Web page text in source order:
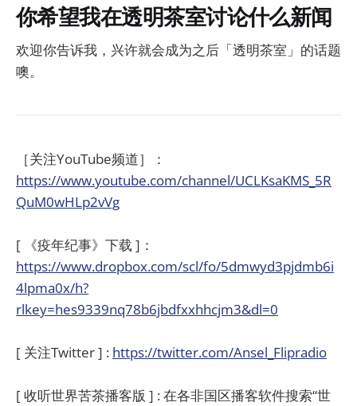
你希望我在透明茶室讨论什么新闻
欢迎你告诉我，兴许就会成为之后「透明茶室」的话题
噢。
［关注YouTube频道］：
https://www.youtube.com/channel/UCLKsaKMS_5R
QuM0wHLp2vVg
[ 《疫年纪事》下载 ]：
https://www.dropbox.com/scl/fo/5dmwyd3pjdmb6i
4lpma0x/h?
rlkey=hes9339nq78b6jbdfxxhhcjm3&dl=0
[ 关注Twitter ] : https://twitter.com/Ansel_Flipradio
[ 收听世界苦茶播客版 ] : 在各非国区播客软件搜索“世